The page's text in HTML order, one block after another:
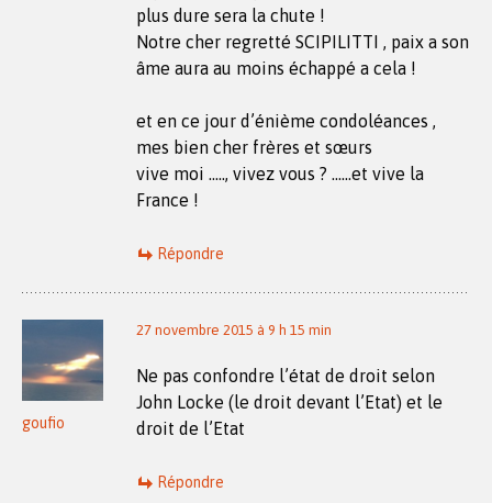
plus dure sera la chute !
Notre cher regretté SCIPILITTI , paix a son
âme aura au moins échappé a cela !
et en ce jour d’énième condoléances ,
mes bien cher frères et sœurs
vive moi ….., vivez vous ? ……et vive la
France !
Répondre
goufio
27 novembre 2015 à 9 h 15 min
Ne pas confondre l’état de droit selon
John Locke (le droit devant l’Etat) et le
droit de l’Etat
Répondre